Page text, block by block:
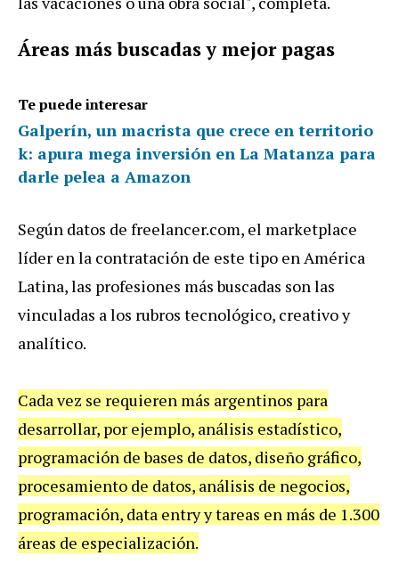
Áreas más buscadas y mejor pagas
Te puede interesar
Galperín, un macrista que crece en territorio
k: apura mega inversión en La Matanza para
darle pelea a Amazon
Según datos de freelancer.com, el marketplace
líder en la contratación de este tipo en América
Latina, las profesiones más buscadas son las
vinculadas a los rubros tecnológico, creativo y
analítico.
Cada vez se requieren más argentinos para
desarrollar, por ejemplo, análisis estadístico,
programación de bases de datos, diseño gráfico,
procesamiento de datos, análisis de negocios,
programación, data entry y tareas en más de 1.300
áreas de especialización.